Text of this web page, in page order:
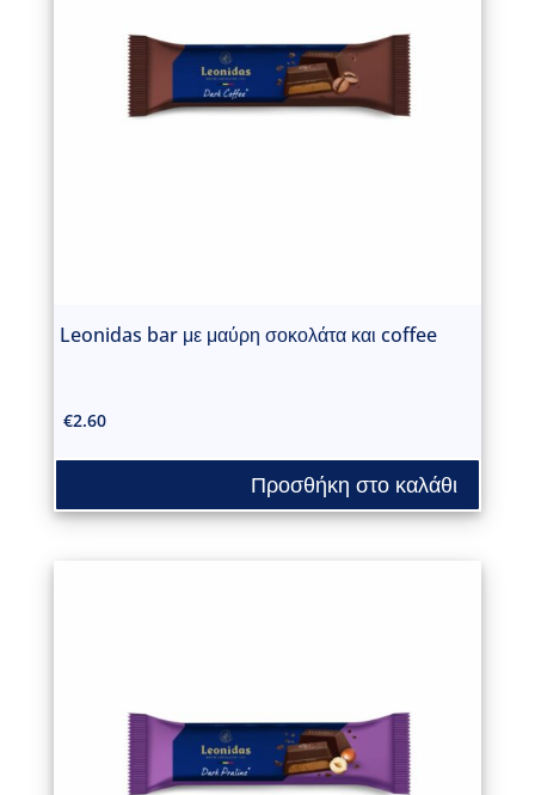
Leonidas bar με μαύρη σοκολάτα και coffee
€2.60
Προσθήκη στο καλάθι